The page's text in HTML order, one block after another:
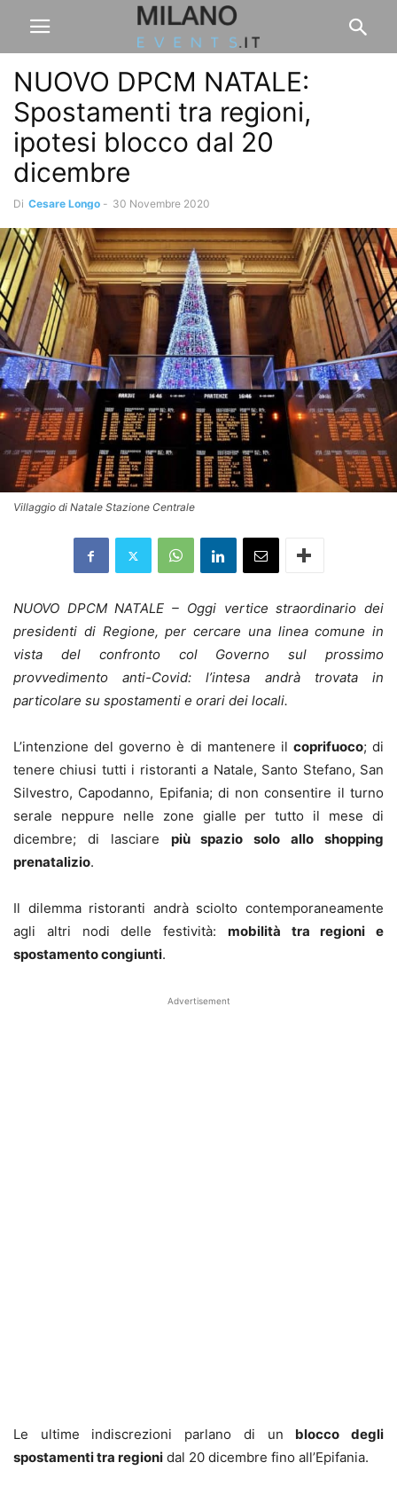
NUOVO DPCM NATALE:
Spostamenti tra regioni,
ipotesi blocco dal 20
dicembre
Di Cesare Longo - 30 Novembre 2020
Villaggio di Natale Stazione Centrale
NUOVO DPCM NATALE – Oggi vertice straordinario dei
presidenti di Regione, per cercare una linea comune in
vista del confronto col Governo sul prossimo
provvedimento anti-Covid: l’intesa andrà trovata in
particolare su spostamenti e orari dei locali.
L’intenzione del governo è di mantenere il coprifuoco; di
tenere chiusi tutti i ristoranti a Natale, Santo Stefano, San
Silvestro, Capodanno, Epifania; di non consentire il turno
serale neppure nelle zone gialle per tutto il mese di
dicembre; di lasciare più spazio solo allo shopping
prenatalizio.
Il dilemma ristoranti andrà sciolto contemporaneamente
agli altri nodi delle festività: mobilità tra regioni e
spostamento congiunti.
Advertisement
Le ultime indiscrezioni parlano di un blocco degli
spostamenti tra regioni dal 20 dicembre fino all’Epifania.